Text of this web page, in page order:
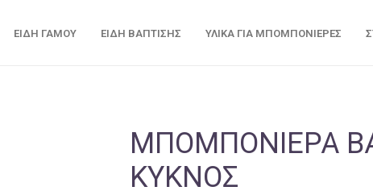
ΕΊΔΗ ΓΆΜΟΥ ΕΊΔΗ ΒΆΠΤΙΣΗΣ ΥΛΙΚΆ ΓΙΑ ΜΠΟΜΠΟΝΙΈΡΕΣ
ΜΠΟΜΠΟΝΙΈΡΑ
ΚΎΚΝΟΣ